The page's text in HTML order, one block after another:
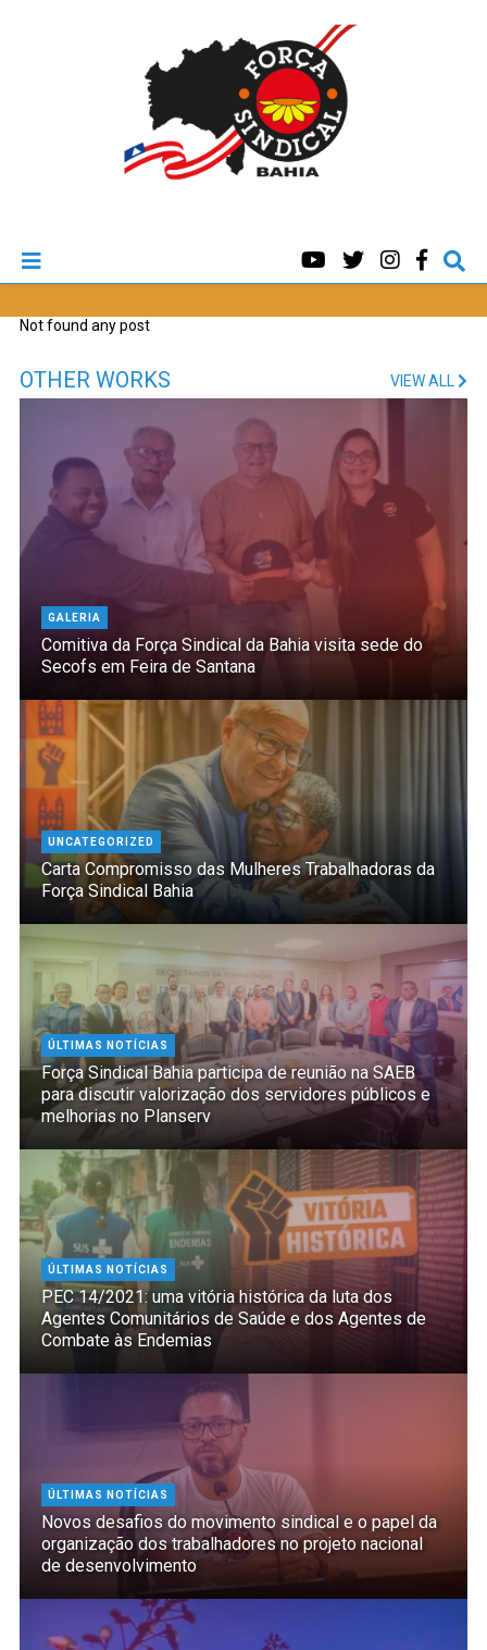
Not found any post
OTHER WORKS VIEW ALL
GALERIA
Comitiva da Força Sindical da Bahia visita sede do
Secofs em Feira de Santana
UNCATEGORIZED
Carta Compromisso das Mulheres Trabalhadoras da
Força Sindical Bahia
ÚLTIMAS NOTÍCIAS
Força Sindical Bahia participa de reunião na SAEB
para discutir valorização dos servidores públicos e
melhorias no Planserv
ÚLTIMAS NOTÍCIAS
PEC 14/2021: uma vitória histórica da luta dos
Agentes Comunitários de Saúde e dos Agentes de
Combate às Endemias
ÚLTIMAS NOTÍCIAS
Novos desafios do movimento sindical e o papel da
organização dos trabalhadores no projeto nacional
de desenvolvimento